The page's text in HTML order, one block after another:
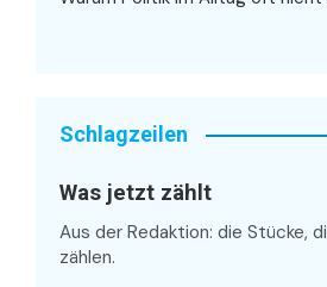
Schlagzeilen
Was jetzt zählt
Aus der Redaktion: die Stücke,
zählen.